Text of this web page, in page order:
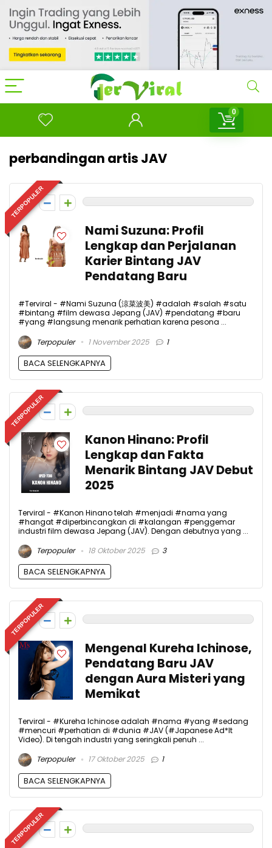
0
perbandingan artis JAV
TERPOPULER
0
Nami Suzuna: Profil
Lengkap dan Perjalanan
Karier Bintang JAV
Pendatang Baru
#Terviral - #Nami Suzuna (涼菜波美) #adalah #salah #satu
#bintang #film dewasa Jepang (JAV) #pendatang #baru
#yang #langsung menarik perhatian karena pesona ...
Terpopuler
1 November 2025 1
BACA SELENGKAPNYA
TERPOPULER
0
Kanon Hinano: Profil
Lengkap dan Fakta
Menarik Bintang JAV Debut
2025
Terviral - #Kanon Hinano telah #menjadi #nama yang
#hangat #diperbincangkan di #kalangan #penggemar
industri film dewasa Jepang (JAV). Dengan debutnya yang ...
Terpopuler
18 Oktober 2025 3
BACA SELENGKAPNYA
TERPOPULER
0
Mengenal Kureha Ichinose,
Pendatang Baru JAV
dengan Aura Misteri yang
Memikat
Terviral - #Kureha Ichinose adalah #nama #yang #sedang
#mencuri #perhatian di #dunia #JAV (#Japanese Ad*lt
Video). Di tengah industri yang seringkali penuh ...
Terpopuler
17 Oktober 2025 1
BACA SELENGKAPNYA
TERPOPULER
0